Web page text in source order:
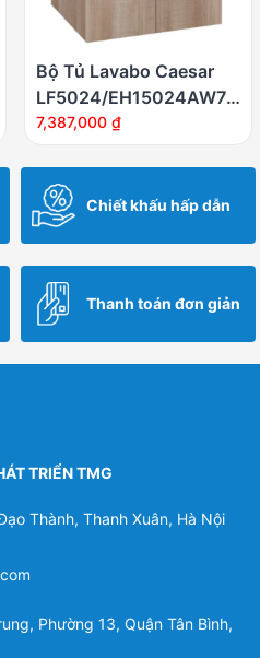
Bộ Tủ Lavabo Caesar
LF5024/EH15024AW7V
Treo Tường
7,387,000 ₫
Chiết khấu hấp dẫn
Thanh toán đơn giản
TRIỂN TMG
Thành, Thanh Xuân, Hà Nội
Phường 13, Quận Tân Bình,